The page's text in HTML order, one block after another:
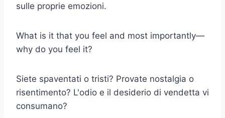
sulle proprie emozioni.
What is it that you feel and most importantly—
why do you feel it?
Siete spaventati o tristi? Provate nostalgia o
risentimento? L'odio e il desiderio di vendetta vi
consumano?